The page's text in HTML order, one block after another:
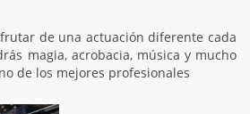
de una actuación diferente cada
magia, acrobacia, música y mucho
de los mejores profesionales